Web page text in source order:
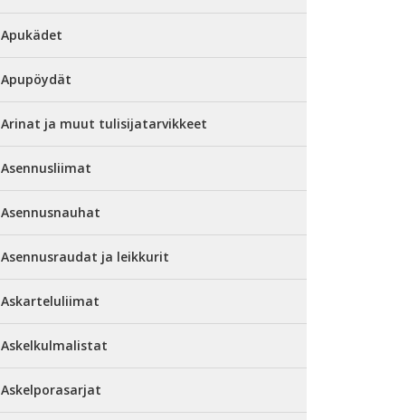
Apukädet
Apupöydät
Arinat ja muut tulisijatarvikkeet
Asennusliimat
Asennusnauhat
Asennusraudat ja leikkurit
Askarteluliimat
Askelkulmalistat
Askelporasarjat